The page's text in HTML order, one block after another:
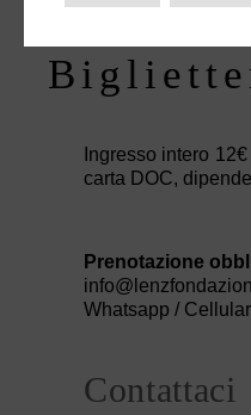
Ingresso intero
carta DOC,
Prenotazione
Whatsapp /
Contattaci